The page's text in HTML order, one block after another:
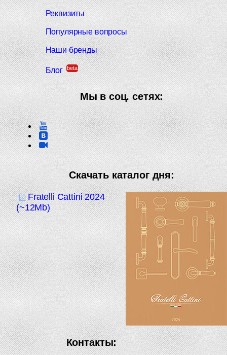
Реквизиты
Популярные вопросы
Наши бренды
Блог beta
Мы в соц. сетях:
Скачать каталог дня:
Fratelli Cattini 2024
(~12Mb)
Контакты: